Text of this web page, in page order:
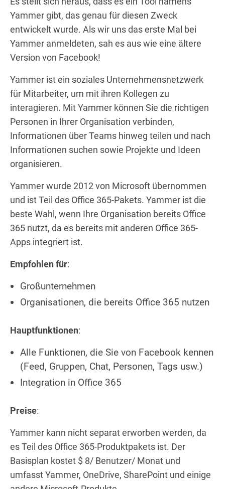
Yammer gibt, das genau für diesen Zweck
entwickelt wurde. Als wir uns das erste Mal bei
Yammer anmeldeten, sah es aus wie eine ältere
Version von Facebook!
Yammer ist ein soziales Unternehmensnetzwerk
für Mitarbeiter, um mit ihren Kollegen zu
interagieren. Mit Yammer können Sie die richtigen
Personen in Ihrer Organisation verbinden,
Informationen über Teams hinweg teilen und nach
Informationen suchen sowie Projekte und Ideen
organisieren.
Yammer wurde 2012 von Microsoft übernommen
und ist Teil des Office 365-Pakets. Yammer ist die
beste Wahl, wenn Ihre Organisation bereits Office
365 nutzt, da es bereits mit anderen Office 365-
Apps integriert ist.
Empfohlen für:
Großunternehmen
Organisationen, die bereits Office 365 nutzen
Hauptfunktionen:
Alle Funktionen, die Sie von Facebook kennen
(Feed, Gruppen, Chat, Personen, Tags usw.)
Integration in Office 365
Preise:
Yammer kann nicht separat erworben werden, da
es Teil des Office 365-Produktpakets ist. Der
Basisplan kostet $ 8/ Benutzer/ Monat und
umfasst Yammer, OneDrive, SharePoint und einige